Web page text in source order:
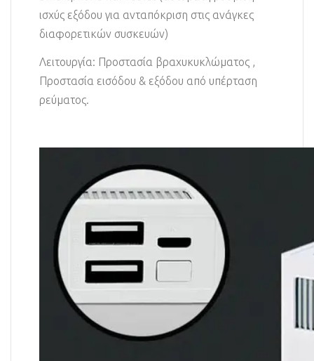
ισχύς εξόδου για ανταπόκριση στις ανάγκες
διαφορετικών συσκευών)
Λειτουργία: Προστασία βραχυκυκλώματος ,
Προστασία εισόδου & εξόδου από υπέρταση
ρεύματος.